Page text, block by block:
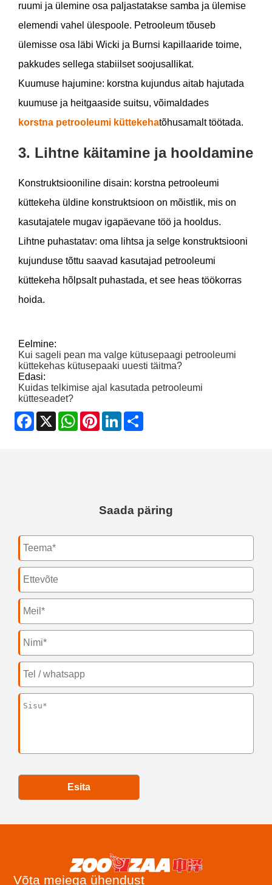
ruumi ja ülemine osa paljastatakse samba ja ülemise
elemendi vahel ülespoole. Petrooleum tõuseb
ülemisse osa läbi Wicki ja Burnsi kapillaaride toime,
pakkudes sellega stabiilset soojusallikat.
Kuumuse hajumine: korstna kujundus aitab hajutada
kuumuse ja heitgaaside suitsu, võimaldades
korstna petrooleumi küttekehatõhusamalt töötada.
3. Lihtne käitamine ja hooldamine
Konstruktsiooniline disain: korstna petrooleumi
küttekeha üldine konstruktsioon on mõistlik, mis on
kasutajatele mugav igapäevane töö ja hooldus.
Lihtne puhastatav: oma lihtsa ja selge konstruktsiooni
kujunduse tõttu saavad kasutajad petrooleumi
küttekeha hõlpsalt puhastada, et see heas töökorras
hoida.
Eelmine:
Kui sageli pean ma valge kütusepaagi petrooleumi
küttekehas kütusepaaki uuesti täitma?
Edasi:
Kuidas telkimise ajal kasutada petrooleumi
kütteseadet?
Facebook
X WhatsApp
PinterestLinkedIn
Saada päring
Esita
Võta meiega ühendust